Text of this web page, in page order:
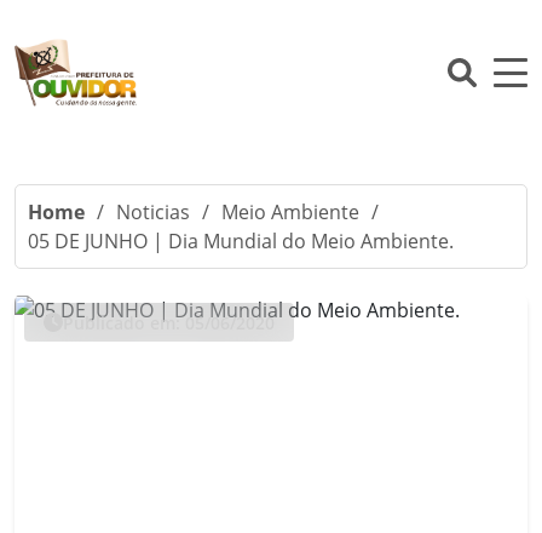
Home / Noticias / Meio Ambiente /
05 DE JUNHO | Dia Mundial do Meio Ambiente.
Publicado em: 05/06/2020